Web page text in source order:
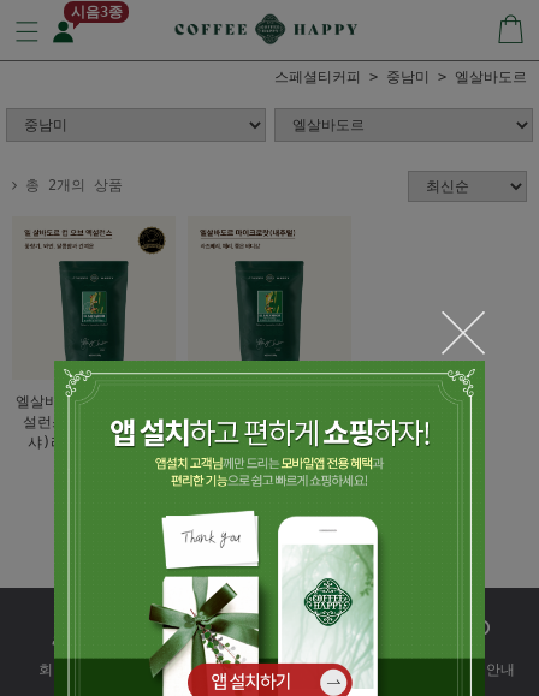
시음3종
스페셜티커피 중남미 엘살바도르
총 2개의 상품
엘살바도르 컵 오브 엑
설런스(내추럴)(게이
샤)라스 카멜리아스
(내추럴) 산타 마리아
(품절)
회원가입 배송조회 회원혜택 대량커피안내